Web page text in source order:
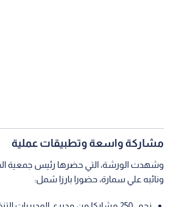
مشاركة واسعة وتطبيقات عملية
وشهدت الورشة، التي حضرها رئيس جمعية
ونائبه علي سمارة، حضورا بارزا شمل: